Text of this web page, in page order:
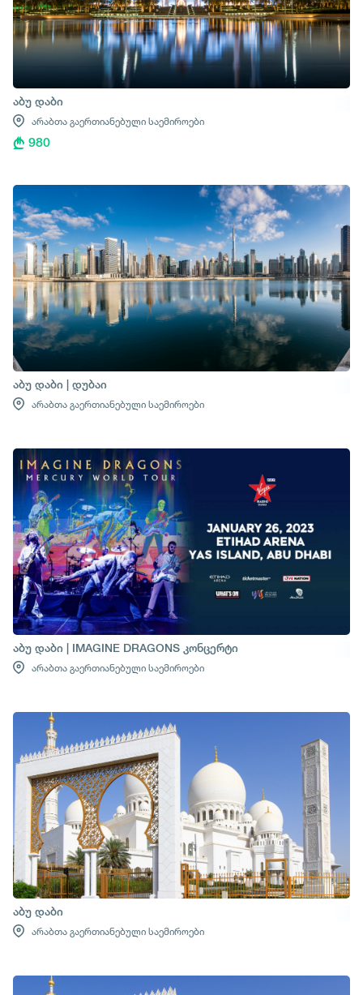
აბუ დაბი
არაბთა გაერთიანებული საემიროები
980
აბუ დაბი | დუბაი
არაბთა გაერთიანებული საემიროები
აბუ დაბი | IMAGINE DRAGONS კონცერტი
არაბთა გაერთიანებული საემიროები
აბუ დაბი
არაბთა გაერთიანებული საემიროები